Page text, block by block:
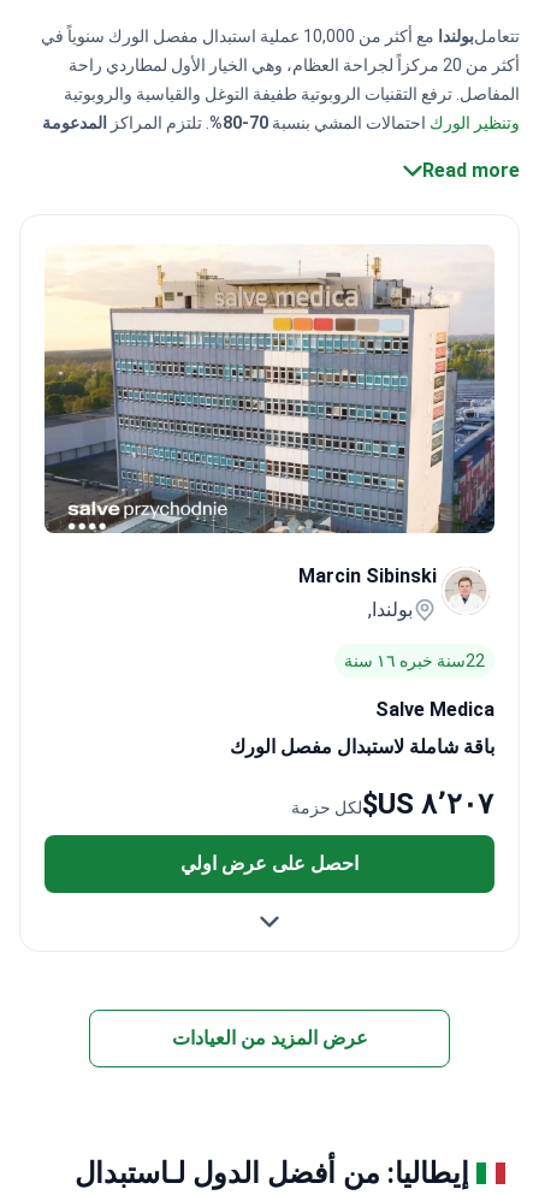
تتعاملبولندا
مع أكثر من 10,000 عملية استبدال مفصل الورك سنوياً في
أكثر من 20 مركزاً لجراحة العظام، وهي الخيار الأول لمطاردي راحة
المفاصل. ترفع التقنيات الروبوتية طفيفة التوغل والقياسية والروبوتية
وتنظير الورك احتمالات المشي بنسبة 70-80% . تلتزم المراكز
المدعومة
استبدال مفصل الورك
Read more
Marcin Sibinski
بولندا,
22سنة خبره ١٦ سنة
Salve Medica
باقة شاملة لاستبدال مفصل الورك
لكل حزمة ٨٬٢٠٧ US$
احصل على عرض اولي
عرض المزيد من العيادات
إيطاليا: من أفضل الدول لـاستبدال